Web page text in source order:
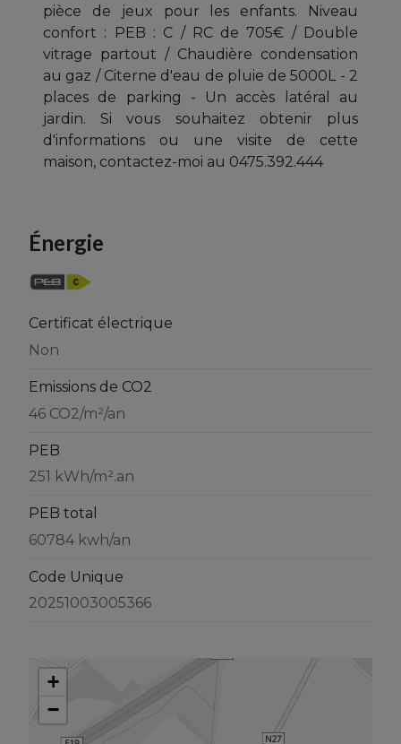
pièce de jeux pour les enfants. Niveau
confort : PEB : C / RC de 705€ / Double
vitrage partout / Chaudière condensation
au gaz / Citerne d'eau de pluie de 5000L - 2
places de parking - Un accès latéral au
jardin. Si vous souhaitez obtenir plus
d'informations ou une visite de cette
maison, contactez-moi au 0475.392.444
Énergie
Certificat électrique
Non
Emissions de CO2
46 CO2/m²/an
PEB
251 kWh/m².an
PEB total
60784 kwh/an
Code Unique
20251003005366